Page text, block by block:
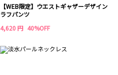
【WEB限定】ウエストギャザーデザイン
ラフパンツ
4,620 円 40%OFF